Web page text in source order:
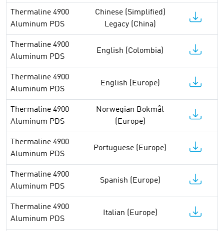
Thermaline 4900
Aluminum PDS
Chinese (Simplified)
Legacy (China)
Thermaline 4900
Aluminum PDS
English (Colombia)
Thermaline 4900
Aluminum PDS
English (Europe)
Thermaline 4900
Aluminum PDS
Norwegian Bokmål
(Europe)
Thermaline 4900
Aluminum PDS
Portuguese (Europe)
Thermaline 4900
Aluminum PDS
Spanish (Europe)
Thermaline 4900
Aluminum PDS
Italian (Europe)